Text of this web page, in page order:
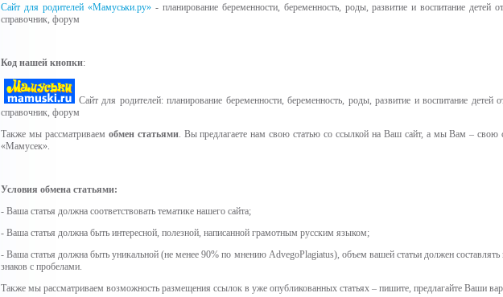
Сайт для родителей «Мамуськи.ру»- планирование беременности, беременность, роды, развитие и воспитание детей
справочник, форум
Код нашей кнопки:
Сайт для родителей: планирование беременности, беременность, роды, развитие и воспитание детей
справочник, форум
Также мы рассматриваем обмен статьями. Вы предлагаете нам свою статью со ссылкой на Ваш сайт, а мы Вам – свою
«Мамусек».
Условия обмена статьями:
- Ваша статья должна соответствовать тематике нашего сайта;
- Ваша статья должна быть интересной, полезной, написанной грамотным русским языком;
- Ваша статья должна быть уникальной (не менее 90% по мнению AdvegoPlagiatus), объем вашей статьи должен составлять
знаков с пробелами.
Также мы рассматриваем возможность размещения ссылок в уже опубликованных статьях – пишите, предлагайте Ваши